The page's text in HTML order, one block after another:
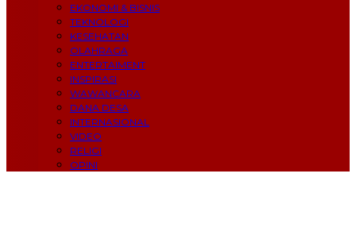
EKONOMI & BISNIS
TEKNOLOGI
KESEHATAN
OLAHRAGA
ENTERTAIMENT
INSPIRASI
WAWANCARA
DANA DESA
INTERNASIONAL
VIDEO
RELIGI
OPINI